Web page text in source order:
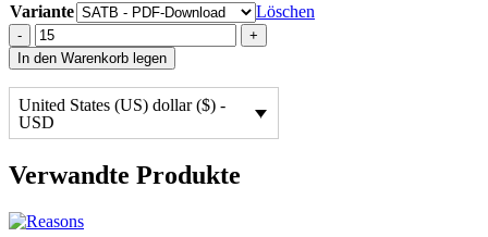
Variante Löschen
-
My
God
Is
So
Good
⬇️
+
In den Warenkorb legen
United States (US) dollar ($) -
USD
Verwandte Produkte